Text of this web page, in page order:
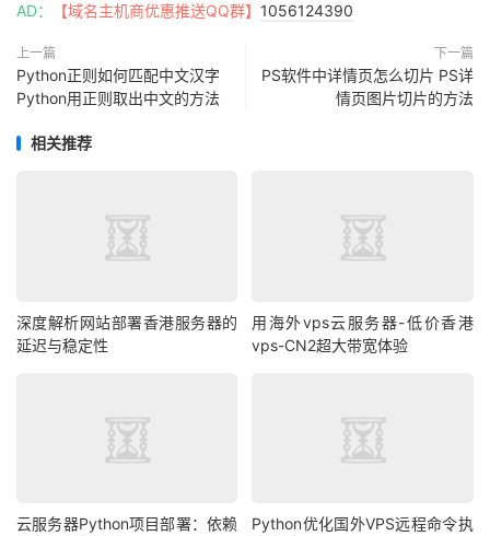
AD： 【域名主机商优惠推送QQ群】 1056124390
上一篇
Python正则如何匹配中文汉字
Python用正则取出中文的方法
下一篇
PS软件中详情页怎么切片 PS详
情页图片切片的方法
相关推荐
深度解析网站部署香港服务器的
延迟与稳定性
用海外vps云服务器-低价香港
vps-CN2超大带宽体验
云服务器Python项目部署：依赖
Python优化国外VPS远程命令执